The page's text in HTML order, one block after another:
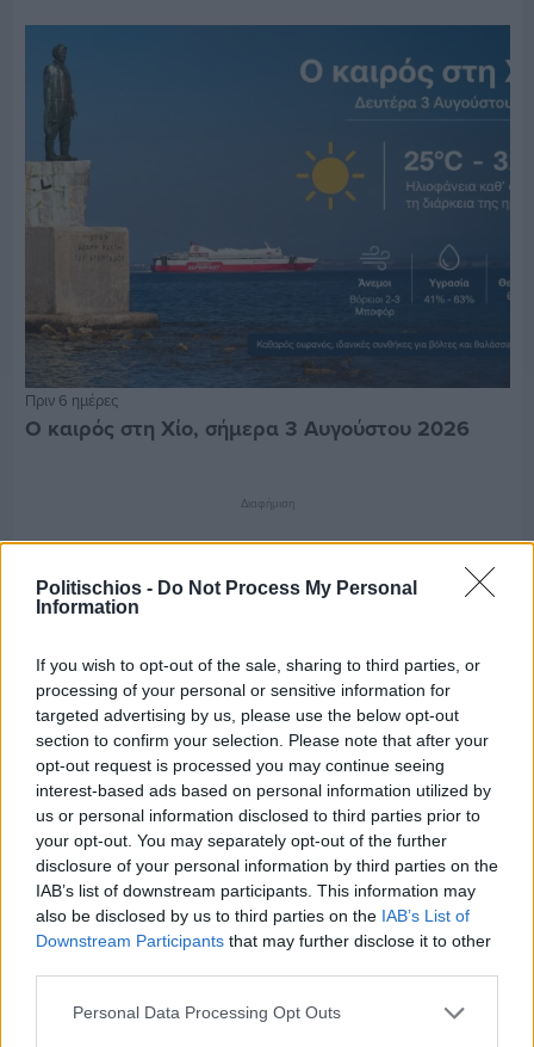
Politischios - Do Not Process My Personal
Information
If you wish to opt-out of the sale, sharing to third parties, or
processing of your personal or sensitive information for
targeted advertising by us, please use the below opt-out
section to confirm your selection. Please note that after your
opt-out request is processed you may continue seeing
interest-based ads based on personal information utilized by
us or personal information disclosed to third parties prior to
your opt-out. You may separately opt-out of the further
disclosure of your personal information by third parties on the
IAB’s list of downstream participants. This information may
also be disclosed by us to third parties on the IAB’s List of
Downstream Participants that may further disclose it to other
Personal Data Processing Opt Outs
Πριν 6 ημέρες
Ο καιρός στη Χίο, σήμερα 3 Αυγούστου 2026
Διαφήμιση
Πριν 9 ημέρες
Μία μικρή αλλά αναγκαία ανάπαυλα για την
ομάδα του «Πολίτη»